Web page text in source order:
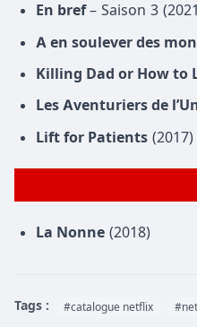
En bref– Saison 3
A en soulever des
Killing Dad or How to
Les Aventuriers de
Lift for Patients (2017)
La Nonne (2018)
Tags : #catalogue netflix